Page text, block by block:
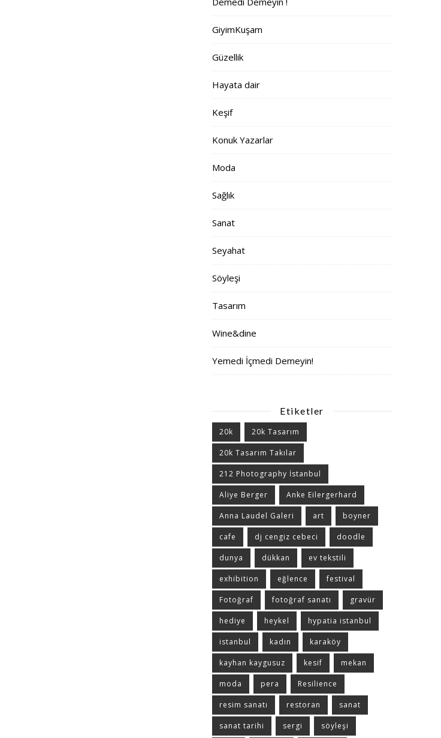
GiyimKuşam
Güzellik
Hayata dair
Keşif
Konuk Yazarlar
Moda
Sağlık
Sanat
Seyahat
Söyleşi
Tasarım
Wine&dine
Yemedi İçmedi Demeyin!
Etiketler
20k 20k Tasarım
20k Tasarım Takılar
212 Photography İstanbul
Aliye Berger Anke Eilergerhard
Anna Laudel Galeri art boyner
cafe dj cengiz cebeci doodle
dunya dükkan ev tekstili
exhibition eğlence festival
Fotoğraf fotoğraf sanatı gravür
hediye heykel hypatia istanbul
istanbul kadın karaköy
kayhan kaygusuz kesif mekan
moda pera Resilience
resim sanatı restoran sanat
sanat tarihi sergi söyleşi